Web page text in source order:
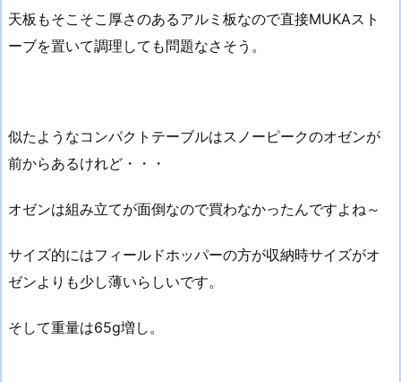
天板もそこそこ厚さのあるアルミ板なので直接MUKAスト
ーブを置いて調理しても問題なさそう。
似たようなコンパクトテーブルはスノーピークのオゼンが
前からあるけれど・・・
オゼンは組み立てが面倒なので買わなかったんですよね～
サイズ的にはフィールドホッパーの方が収納時サイズがオ
ゼンよりも少し薄いらしいです。
そして重量は65g増し。